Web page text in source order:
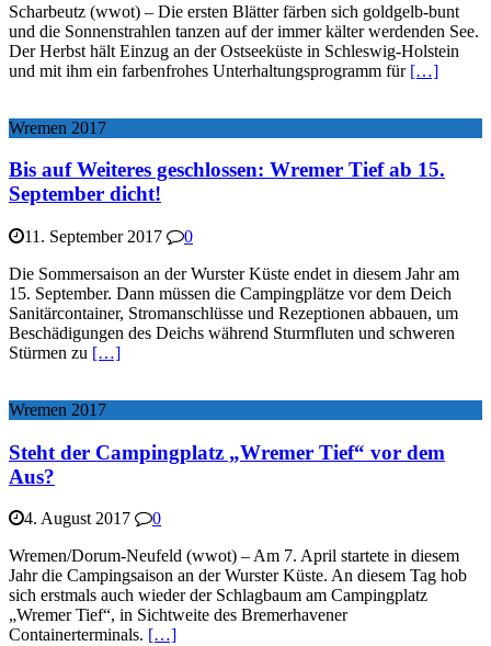
Scharbeutz (wwot) – Die ersten Blätter färben sich goldgelb-bunt
und die Sonnenstrahlen tanzen auf der immer kälter werdenden See.
Der Herbst hält Einzug an der Ostseeküste in Schleswig-Holstein
und mit ihm ein farbenfrohes Unterhaltungsprogramm für […]
Wremen 2017
Bis auf Weiteres geschlossen: Wremer Tief ab 15.
September dicht!
11. September 2017
0
Die Sommersaison an der Wurster Küste endet in diesem Jahr am
15. September. Dann müssen die Campingplätze vor dem Deich
Sanitärcontainer, Stromanschlüsse und Rezeptionen abbauen, um
Beschädigungen des Deichs während Sturmfluten und schweren
Stürmen zu […]
Wremen 2017
Steht der Campingplatz „Wremer Tief“ vor dem
Aus?
4. August 2017
0
Wremen/Dorum-Neufeld (wwot) – Am 7. April startete in diesem
Jahr die Campingsaison an der Wurster Küste. An diesem Tag hob
sich erstmals auch wieder der Schlagbaum am Campingplatz
„Wremer Tief“, in Sichtweite des Bremerhavener
Containerterminals. […]